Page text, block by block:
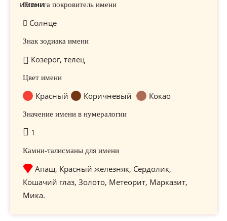
Планета покровитель имени
Солнце
Знак зодиака имени
Козерог, телец
Цвет имени
Красный Коричневый Кокао
Значение имени в нумералогии
1
Камни-талисманы для имени
Апаш, Красный железняк, Сердолик,
Кошачий глаз, Золото, Метеорит, Марказит,
Мика.